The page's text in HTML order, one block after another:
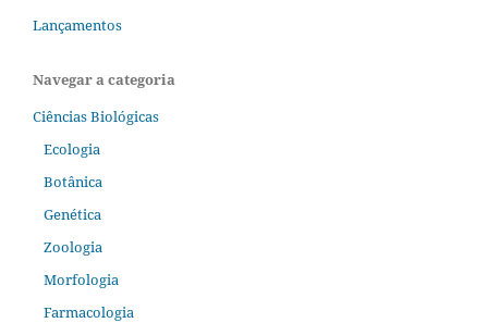
Lançamentos
Navegar a categoria
Ciências Biológicas
Ecologia
Botânica
Genética
Zoologia
Morfologia
Farmacologia